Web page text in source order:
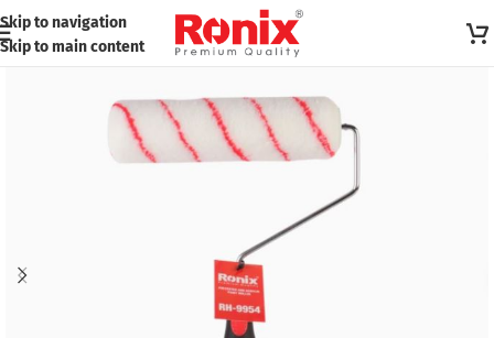
Skip to navigation
Skip to main content